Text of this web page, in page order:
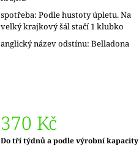
spotřeba: Podle hustoty úpletu. Na
velký krajkový šál stačí 1 klubko
anglický název odstínu: Belladona
370 Kč
Měrná
Do tří týdnů a podle výrobní kapacity